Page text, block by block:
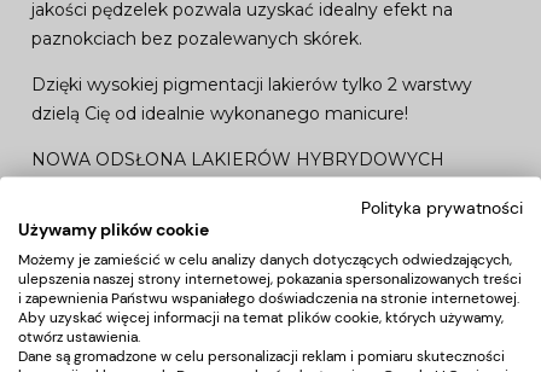
jakości pędzelek pozwala uzyskać idealny efekt na
paznokciach bez pozalewanych skórek.
Dzięki wysokiej pigmentacji lakierów tylko 2 warstwy
dzielą Cię od idealnie wykonanego manicure!
NOWA ODSŁONA LAKIERÓW HYBRYDOWYCH
bezproblemowa aplikacja, bez zalewania skórek
intensywny połysk
idealna, średnia gęstość
bezpieczny dla paznokci i dłoni
trwałość nawet do 3 tygodni
Polityka prywatności
Używamy plików cookie
Możemy je zamieścić w celu analizy danych dotyczących odwiedzających,
ulepszenia naszej strony internetowej, pokazania spersonalizowanych treści
i zapewnienia Państwu wspaniałego doświadczenia na stronie internetowej.
Aby uzyskać więcej informacji na temat plików cookie, których używamy,
otwórz ustawienia.
Dane są gromadzone w celu personalizacji reklam i pomiaru skuteczności